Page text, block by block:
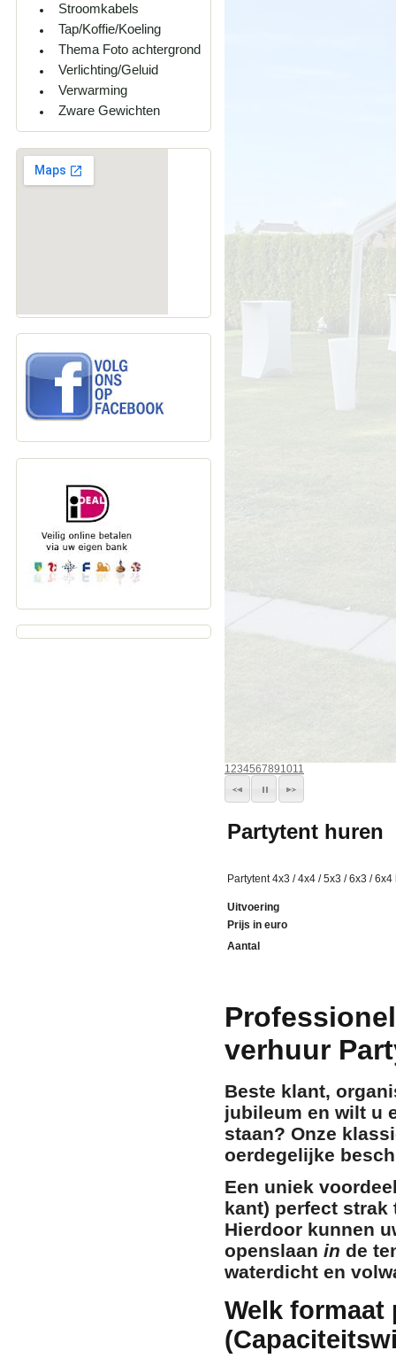
Stroomkabels
Tap/Koffie/Koeling
Thema Foto achtergrond
Verlichting/Geluid
Verwarming
Zware Gewichten
1234567891011
Partytent huren
Partytent 4x3 / 4x4 / 5x3 / 6x3 /
Uitvoering
Prijs in euro
Aantal
verhuur
Beste klant,
jubileum en wilt u
staan? Onze
oerdegelijke
Een uniek
kant) perfect strak
Hierdoor kunnen
openslaan in de
waterdicht en
Welk